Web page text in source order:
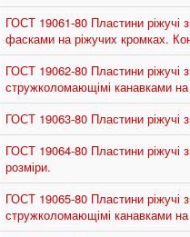
ГОСТ 19061-80 Пластини ріжучі
фасками на ріжучих кромках.
ГОСТ 19062-80 Пластини ріжучі
стружколомающімі канавками на
ГОСТ 19063-80 Пластини ріжучі
ГОСТ 19064-80 Пластини ріжучі
розміри.
ГОСТ 19065-80 Пластини ріжучі
стружколомающімі канавками на